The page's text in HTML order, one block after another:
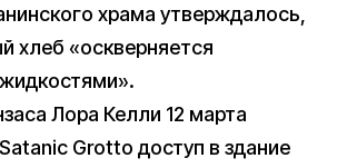
храма утверждалось,
хлеб «оскверняется
Лора Келли 12 марта
Grotto доступ в здание